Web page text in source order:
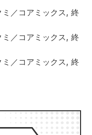
／コアミックス, 終
／コアミックス, 終
／コアミックス, 終